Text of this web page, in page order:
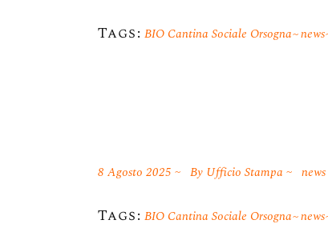
Tags: BIO Cantina Sociale Orsogna news
8 Agosto 2025 By Ufficio Stampa news
Tags: BIO Cantina Sociale Orsogna news